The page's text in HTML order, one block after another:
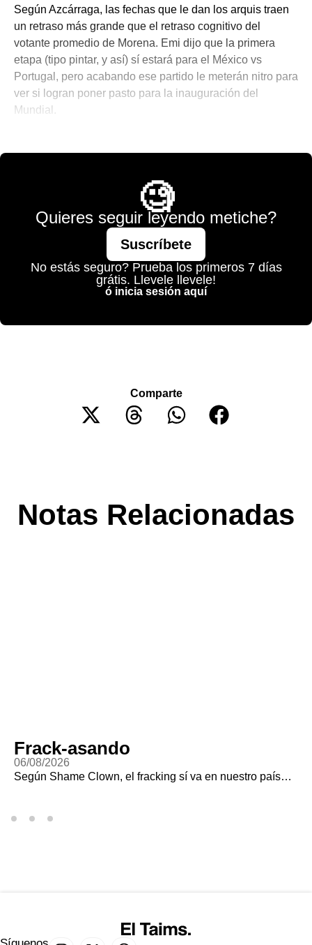
Según Azcárraga, las fechas que le dan los arquis traen
un retraso más grande que el retraso cognitivo del
votante promedio de Morena. Emi dijo que la primera
etapa (tipo pintar, y así) sí estará para el México vs
Portugal, pero acabando ese partido le meterán nitro para
ver si logran poner pasto para la inauguración del
Mundial.
🧐
Quieres seguir leyendo metiche?
Suscríbete
No estás seguro? Prueba los primeros 7 días
grátis. Llevele llevele!
ó inicia sesión aquí
Comparte
Notas Relacionadas
Frack-asando
06/08/2026
Según Shame Clown, el fracking sí va en nuestro país…